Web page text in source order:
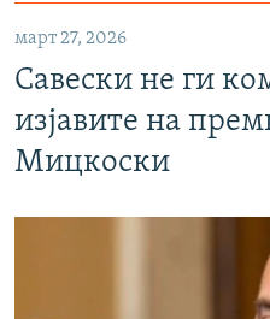
март 27, 2026
Савески не ги
изјавите на
Мицкоски